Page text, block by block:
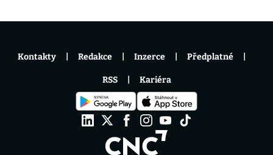
Kontakty Redakce Inzerce Předplatné
RSS Kariéra